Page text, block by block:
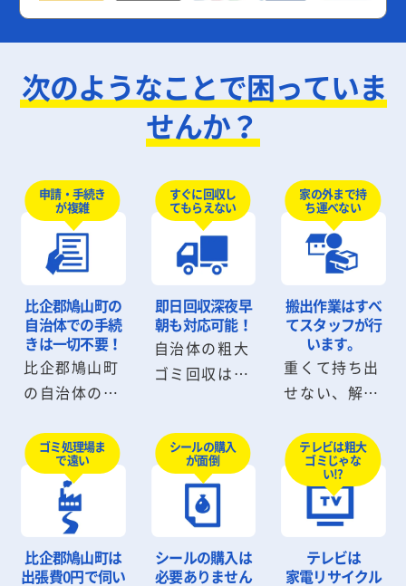
次のようなことで困っていま
せんか？
申請・手続き
が複雑
比企郡鳩山町の
自治体での手続
きは一切不要！
比企郡鳩山町
の自治体の粗
ようにシール
を購入した
り、申請書を
記入する必要
ん。お電話・
すぐに回収し
てもらえない
即日回収深夜早
朝も対応可能！
自治体の粗大
ゴミ回収は数
いけません
が、ワンナッ
プLIFEなら即
日回収が可能
です。深夜早
朝の回収も気
家の外まで持
ち運べない
搬出作業はすべ
てスタッフが行
います。
重くて持ち出
せない、解体
から出せない
粗大ゴミも回
収可能です。
粗大ゴミの解
でスタッフに
ゴミ処理場ま
で遠い
比企郡鳩山町は
出張費0円で伺い
シールの購入
が面倒
シールの購入は
必要ありません
テレビは粗大
ゴミじゃな
い!?
テレビは
家電リサイクル